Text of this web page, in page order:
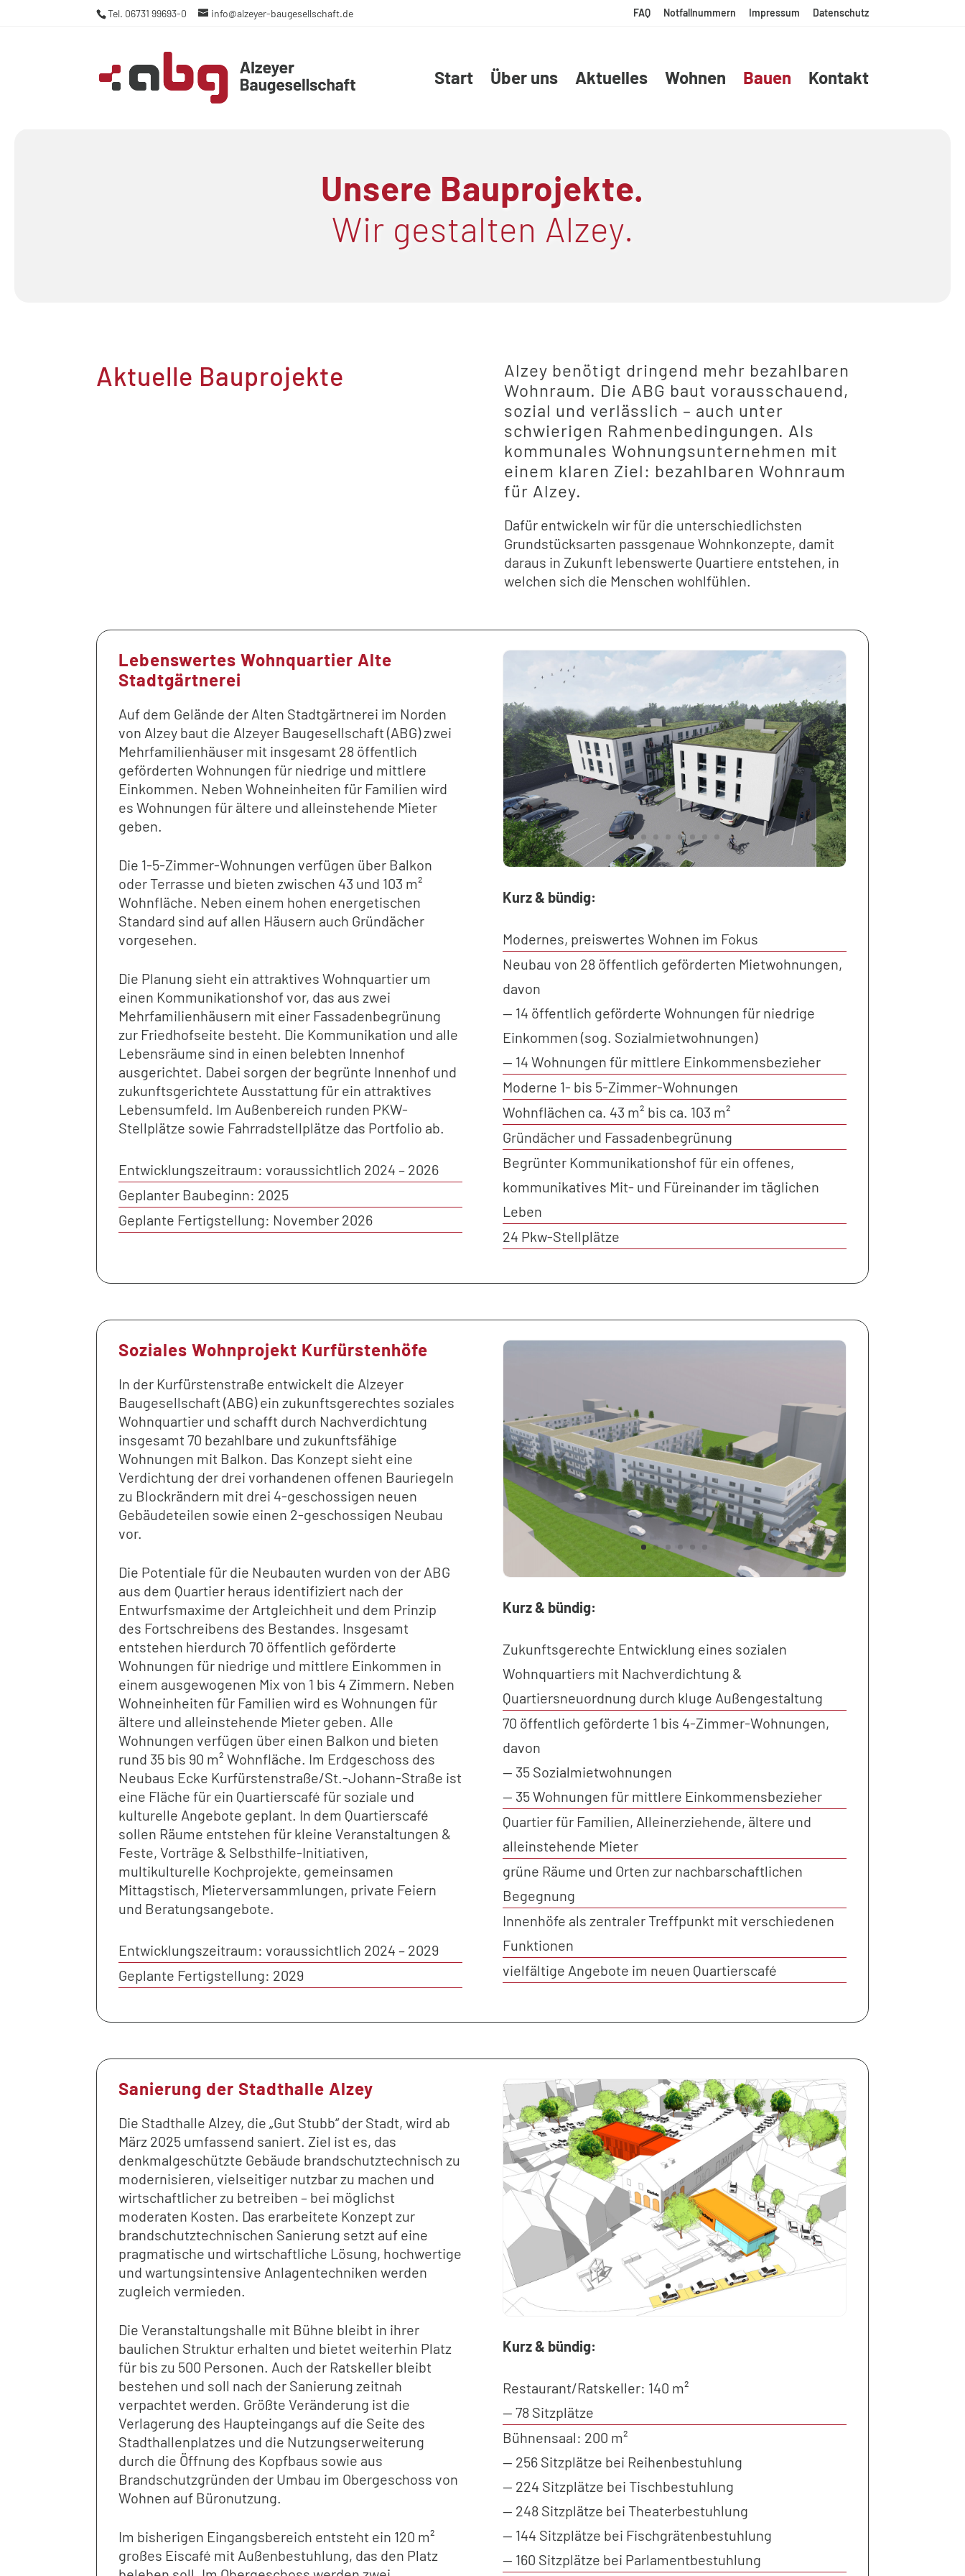
Tel. 06731 99693-0 info@alzeyer-baugesellschaft.de FAQ Notfallnummern Impressum Datenschutz
Start Über uns Aktuelles Wohnen Bauen Kontakt
Unsere Bauprojekte.
Wir gestalten Alzey.
Aktuelle Bauprojekte
Alzey benötigt dringend mehr bezahlbaren
Wohnraum. Die ABG baut vorausschauend,
sozial und verlässlich – auch unter
schwierigen Rahmenbedingungen. Als
kommunales Wohnungsunternehmen mit
einem klaren Ziel: bezahlbaren Wohnraum
für Alzey.
Dafür entwickeln wir für die unterschiedlichsten
Grundstücksarten passgenaue Wohnkonzepte, damit
daraus in Zukunft lebenswerte Quartiere entstehen, in
welchen sich die Menschen wohlfühlen.
Lebenswertes Wohnquartier Alte
Stadtgärtnerei
Auf dem Gelände der Alten Stadtgärtnerei im Norden
von Alzey baut die Alzeyer Baugesellschaft (ABG) zwei
Mehrfamilienhäuser mit insgesamt 28 öffentlich
geförderten Wohnungen für niedrige und mittlere
Einkommen. Neben Wohneinheiten für Familien wird
es Wohnungen für ältere und alleinstehende Mieter
geben.
Die 1-5-Zimmer-Wohnungen verfügen über Balkon
oder Terrasse und bieten zwischen 43 und 103 m²
Wohnfläche. Neben einem hohen energetischen
Standard sind auf allen Häusern auch Gründächer
vorgesehen.
Die Planung sieht ein attraktives Wohnquartier um
einen Kommunikationshof vor, das aus zwei
Mehrfamilienhäusern mit einer Fassadenbegrünung
zur Friedhofseite besteht. Die Kommunikation und alle
Lebensräume sind in einen belebten Innenhof
ausgerichtet. Dabei sorgen der begrünte Innenhof und
zukunftsgerichtete Ausstattung für ein attraktives
Lebensumfeld. Im Außenbereich runden PKW-
Stellplätze sowie Fahrradstellplätze das Portfolio ab.
Entwicklungszeitraum: voraussichtlich 2024 – 2026
Geplanter Baubeginn: 2025
Geplante Fertigstellung: November 2026
Kurz & bündig:
Modernes, preiswertes Wohnen im Fokus
Neubau von 28 öffentlich geförderten Mietwohnungen,
davon
— 14 öffentlich geförderte Wohnungen für niedrige
Einkommen (sog. Sozialmietwohnungen)
— 14 Wohnungen für mittlere Einkommensbezieher
Moderne 1- bis 5-Zimmer-Wohnungen
Wohnflächen ca. 43 m² bis ca. 103 m²
Gründächer und Fassadenbegrünung
Begrünter Kommunikationshof für ein offenes,
kommunikatives Mit- und Füreinander im täglichen
Leben
24 Pkw-Stellplätze
Soziales Wohnprojekt Kurfürstenhöfe
In der Kurfürstenstraße entwickelt die Alzeyer
Baugesellschaft (ABG) ein zukunftsgerechtes soziales
Wohnquartier und schafft durch Nachverdichtung
insgesamt 70 bezahlbare und zukunftsfähige
Wohnungen mit Balkon. Das Konzept sieht eine
Verdichtung der drei vorhandenen offenen Bauriegeln
zu Blockrändern mit drei 4-geschossigen neuen
Gebäudeteilen sowie einen 2-geschossigen Neubau
vor.
Die Potentiale für die Neubauten wurden von der ABG
aus dem Quartier heraus identifiziert nach der
Entwurfsmaxime der Artgleichheit und dem Prinzip
des Fortschreibens des Bestandes. Insgesamt
entstehen hierdurch 70 öffentlich geförderte
Wohnungen für niedrige und mittlere Einkommen in
einem ausgewogenen Mix von 1 bis 4 Zimmern. Neben
Wohneinheiten für Familien wird es Wohnungen für
ältere und alleinstehende Mieter geben. Alle
Wohnungen verfügen über einen Balkon und bieten
rund 35 bis 90 m² Wohnfläche. Im Erdgeschoss des
Neubaus Ecke Kurfürstenstraße/St.-Johann-Straße ist
eine Fläche für ein Quartierscafé für soziale und
kulturelle Angebote geplant. In dem Quartierscafé
sollen Räume entstehen für kleine Veranstaltungen &
Feste, Vorträge & Selbsthilfe-Initiativen,
multikulturelle Kochprojekte, gemeinsamen
Mittagstisch, Mieterversammlungen, private Feiern
und Beratungsangebote.
Entwicklungszeitraum: voraussichtlich 2024 – 2029
Geplante Fertigstellung: 2029
Kurz & bündig:
Zukunftsgerechte Entwicklung eines sozialen
Wohnquartiers mit Nachverdichtung &
Quartiersneuordnung durch kluge Außengestaltung
70 öffentlich geförderte 1 bis 4-Zimmer-Wohnungen,
davon
— 35 Sozialmietwohnungen
— 35 Wohnungen für mittlere Einkommensbezieher
Quartier für Familien, Alleinerziehende, ältere und
alleinstehende Mieter
grüne Räume und Orten zur nachbarschaftlichen
Begegnung
Innenhöfe als zentraler Treffpunkt mit verschiedenen
Funktionen
vielfältige Angebote im neuen Quartierscafé
Sanierung der Stadthalle Alzey
Die Stadthalle Alzey, die „Gut Stubb“ der Stadt, wird ab
März 2025 umfassend saniert. Ziel ist es, das
denkmalgeschützte Gebäude brandschutztechnisch zu
modernisieren, vielseitiger nutzbar zu machen und
wirtschaftlicher zu betreiben – bei möglichst
moderaten Kosten. Das erarbeitete Konzept zur
brandschutztechnischen Sanierung setzt auf eine
pragmatische und wirtschaftliche Lösung, hochwertige
und wartungsintensive Anlagentechniken werden
zugleich vermieden.
Die Veranstaltungshalle mit Bühne bleibt in ihrer
baulichen Struktur erhalten und bietet weiterhin Platz
für bis zu 500 Personen. Auch der Ratskeller bleibt
bestehen und soll nach der Sanierung zeitnah
verpachtet werden. Größte Veränderung ist die
Verlagerung des Haupteingangs auf die Seite des
Stadthallenplatzes und die Nutzungserweiterung
durch die Öffnung des Kopfbaus sowie aus
Brandschutzgründen der Umbau im Obergeschoss von
Wohnen auf Büronutzung.
Im bisherigen Eingangsbereich entsteht ein 120 m²
großes Eiscafé mit Außenbestuhlung, das den Platz
Kurz & bündig:
Restaurant/Ratskeller: 140 m²
— 78 Sitzplätze
Bühnensaal: 200 m²
— 256 Sitzplätze bei Reihenbestuhlung
— 224 Sitzplätze bei Tischbestuhlung
— 248 Sitzplätze bei Theaterbestuhlung
— 144 Sitzplätze bei Fischgrätenbestuhlung
— 160 Sitzplätze bei Parlamentbestuhlung